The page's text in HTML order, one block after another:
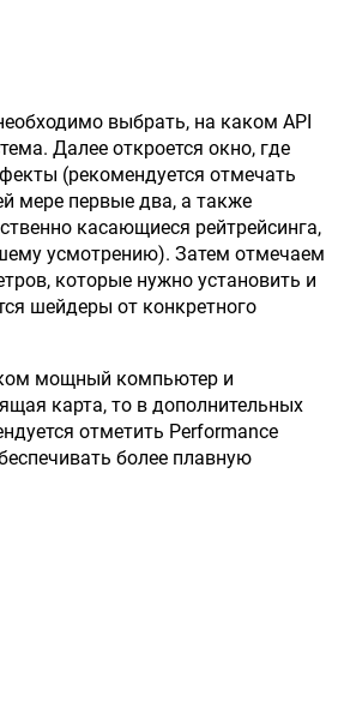
выбрать, на каком API
Далее откроется окно, где
(рекомендуется отмечать
мере первые два, а также
касающиеся рейтрейсинга,
усмотрению). Затем отмечаем
которые нужно установить и
шейдеры от конкретного
мощный компьютер и
карта, то в дополнительных
отметить Performance
более плавную